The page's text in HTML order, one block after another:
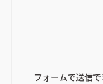
フォームで送信